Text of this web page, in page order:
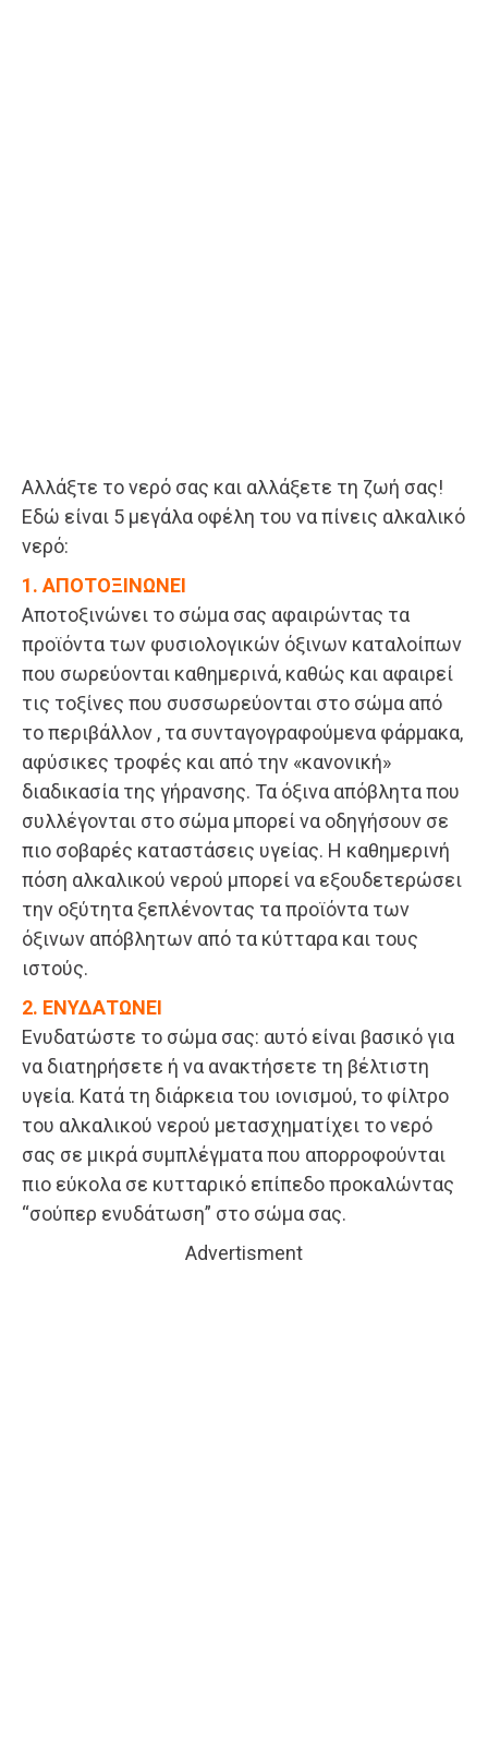
Αλλάξτε το νερό σας και αλλάξετε τη ζωή σας!
Εδώ είναι 5 μεγάλα οφέλη του να πίνεις αλκαλικό
νερό:
1. ΑΠΟΤΟΞΙΝΩΝΕΙ
Αποτοξινώνει το σώμα σας αφαιρώντας τα
προϊόντα των φυσιολογικών όξινων καταλοίπων
που σωρεύονται καθημερινά, καθώς και αφαιρεί
τις τοξίνες που συσσωρεύονται στο σώμα από
το περιβάλλον , τα συνταγογραφούμενα φάρμακα,
αφύσικες τροφές και από την «κανονική»
διαδικασία της γήρανσης. Τα όξινα απόβλητα που
συλλέγονται στο σώμα μπορεί να οδηγήσουν σε
πιο σοβαρές καταστάσεις υγείας. Η καθημερινή
πόση αλκαλικού νερού μπορεί να εξουδετερώσει
την οξύτητα ξεπλένοντας τα προϊόντα των
όξινων απόβλητων από τα κύτταρα και τους
ιστούς.
2. ΕΝΥΔΑΤΩΝΕΙ
Ενυδατώστε το σώμα σας: αυτό είναι βασικό για
να διατηρήσετε ή να ανακτήσετε τη βέλτιστη
υγεία. Κατά τη διάρκεια του ιονισμού, το φίλτρο
του αλκαλικού νερού μετασχηματίχει το νερό
σας σε μικρά συμπλέγματα που απορροφούνται
πιο εύκολα σε κυτταρικό επίπεδο προκαλώντας
“σούπερ ενυδάτωση” στο σώμα σας.
Advertisment